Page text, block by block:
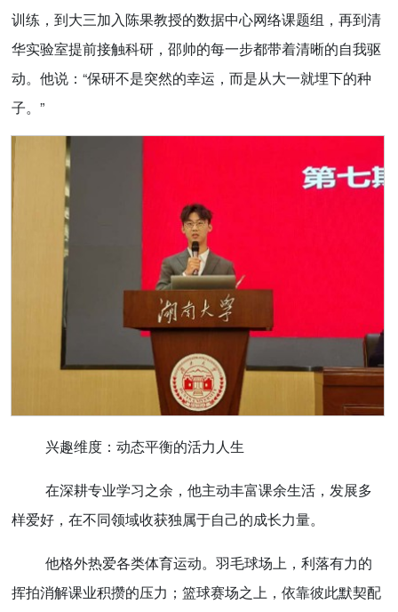
训练，到大三加入陈果教授的数据中心网络课题组，再到清
华实验室提前接触科研，邵帅的每一步都带着清晰的自我驱
动。他说：“保研不是突然的幸运，而是从大一就埋下的种
子。”
兴趣维度：动态平衡的活力人生
在深耕专业学习之余，他主动丰富课余生活，发展多
样爱好，在不同领域收获独属于自己的成长力量。
他格外热爱各类体育运动。羽毛球场上，利落有力的
挥拍消解课业积攒的压力；篮球赛场之上，依靠彼此默契配